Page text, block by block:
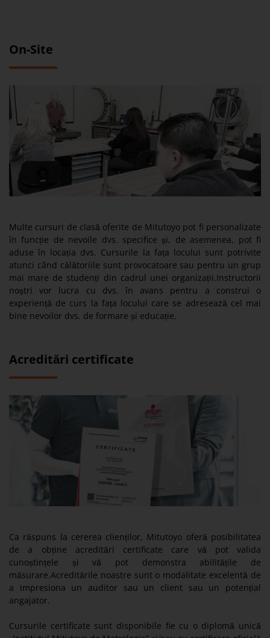
On-Site
Multe cursuri de clasă oferite de Mitutoyo pot fi personalizate
în funcție de nevoile dvs. specifice și, de asemenea, pot fi
aduse în locația dvs. Cursurile la fața locului sunt potrivite
atunci când călătoriile sunt provocatoare sau pentru un grup
mai mare de studenți din cadrul unei organizații.Instructorii
noștri vor lucra cu dvs. în avans pentru a construi o
experiență de curs la fața locului care se adresează cel mai
bine nevoilor dvs. de formare și educație.
Acreditări certificate
Ca răspuns la cererea clienților, Mitutoyo oferă posibilitatea
de a obține acreditări certificate care vă pot valida
cunoștințele și vă pot demonstra abilitățile de
măsurare.Acreditările noastre sunt o modalitate excelentă de
a impresiona un auditor sau un client sau un potențial
angajator.
Cursurile certificate sunt disponibile fie cu o diplomă unică